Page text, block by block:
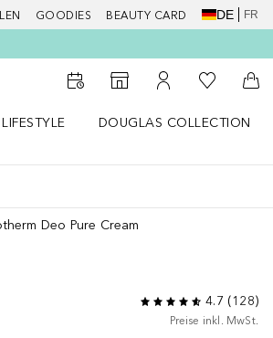
GOODIES BEAUTY CARD DE FR
Zum Storefinder
Zu Meinem
Zu Meiner
LIFESTYLE
DOUGLAS COLLECTION
Deo Pure Cream
4.7 (128)
Preise inkl. MwSt.